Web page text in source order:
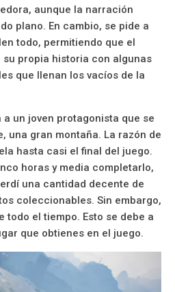
aunque la narración
plano. En cambio, se pide a
todo, permitiendo que el
propia historia con algunas
que llenan los vacíos de la
un joven protagonista que se
una gran montaña. La razón de
hasta casi el final del juego.
horas y media completarlo,
una cantidad decente de
coleccionables. Sin embargo,
todo el tiempo. Esto se debe a
que obtienes en el juego.